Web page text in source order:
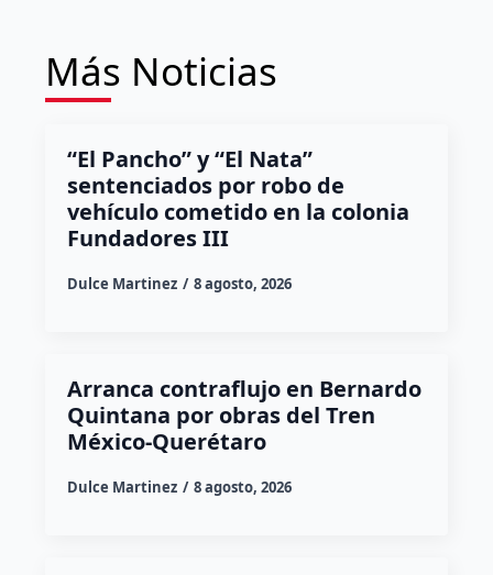
Más Noticias
“El Pancho” y “El Nata”
sentenciados por robo de
vehículo cometido en la colonia
Fundadores III
Dulce Martinez 8 agosto, 2026
Arranca contraflujo en Bernardo
Quintana por obras del Tren
México-Querétaro
Dulce Martinez 8 agosto, 2026